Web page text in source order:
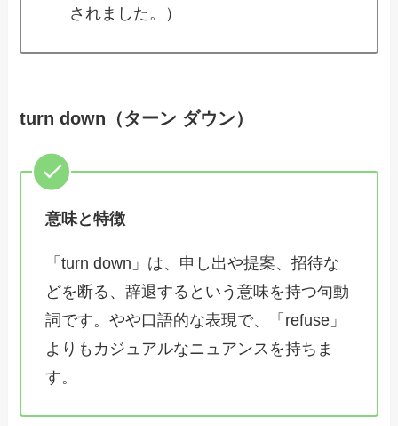
されました。）
turn down（ターン ダウン）
意味と特徴
「turn down」は、申し出や提案、招待な
どを断る、辞退するという意味を持つ句動
詞です。やや口語的な表現で、「refuse」
よりもカジュアルなニュアンスを持ちま
す。